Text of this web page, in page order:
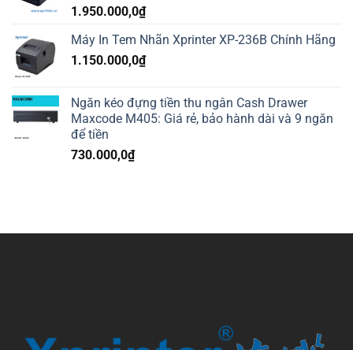
1.950.000,0₫
Máy In Tem Nhãn Xprinter XP-236B Chính Hãng
1.150.000,0₫
Ngăn kéo đựng tiền thu ngân Cash Drawer
Maxcode M405: Giá rẻ, bảo hành dài và 9 ngăn
để tiền
730.000,0₫